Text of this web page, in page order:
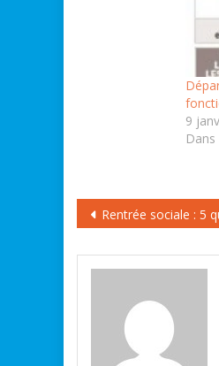
9
Navigation
de
l’article
Rentrée sociale : 5 questions à Luc